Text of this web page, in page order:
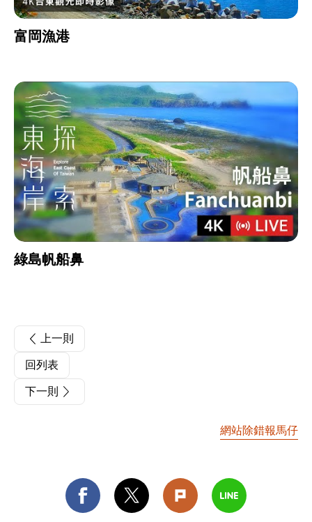
富岡漁港
綠島帆船鼻
上一則
回列表
下一則
網站除錯報馬仔